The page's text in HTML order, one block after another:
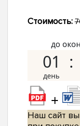
Стоимость:
до
01
+
Наш сайт